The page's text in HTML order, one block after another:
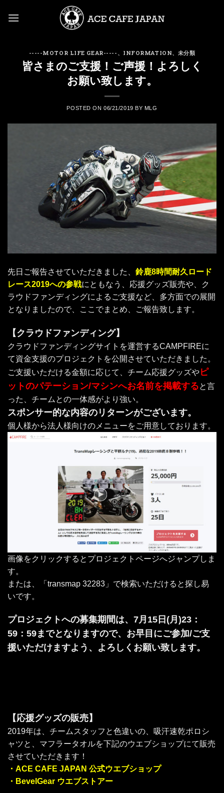
-----MOTOR LIFE GEAR----- 、 INFORMATION、 未分類
皆さまのご支援！ご声援！よろしく
お願い致します。
POSTED ON06/21/2019 BY MLG
先日ご報告させていただきました、 鈴鹿8時間耐久ロード
レース2019への参戦にともなう、応援グッズ販売や、ク
ラウドファンディングによるご支援など、多方面での展開
となりましたので、ここでまとめ、ご報告致します。
【クラウドファンディング】
クラウドファンディングサイトを運営するCAMPFIREに
て資金支援のプロジェクトを公開させていただきました。
ご支援いただける金額に応じて、チーム応援グッズやピ
ットのパテーション/マシンへお名前を掲載すると言
った、チームとの一体感がより強い。
スポンサー的な内容のリターンがございます。
個人様から法人様向けのメニューをご用意しております。
画像をクリックするとプロジェクトページへジャンプしま
す。
または、「transmap 32283」で検索いただけると探し易
いです。
プロジェクトへの募集期間は、7月15日(月)23：
59：59までとなりますので、お早目にご参加/ご支
援いただけますよう、よろしくお願い致します。
【応援グッズの販売】
2019年は、チームスタッフと色違いの、吸汗速乾ポロシ
ャツと、マフラータオルを下記のウエブショップにて販売
させていただきます！
・ACE CAFE JAPAN 公式ウエブショップ
・BevelGear ウエブストアー